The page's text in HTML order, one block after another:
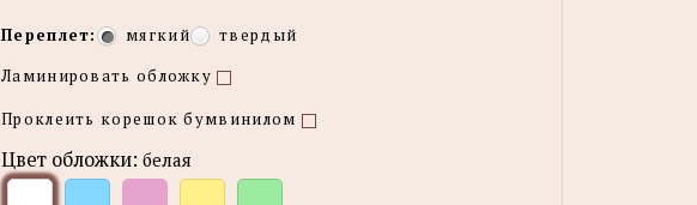
Переплет: мягкий
твердый
Ламинировать обложку
Проклеить корешок бумвинилом
Цвет обложки: белая